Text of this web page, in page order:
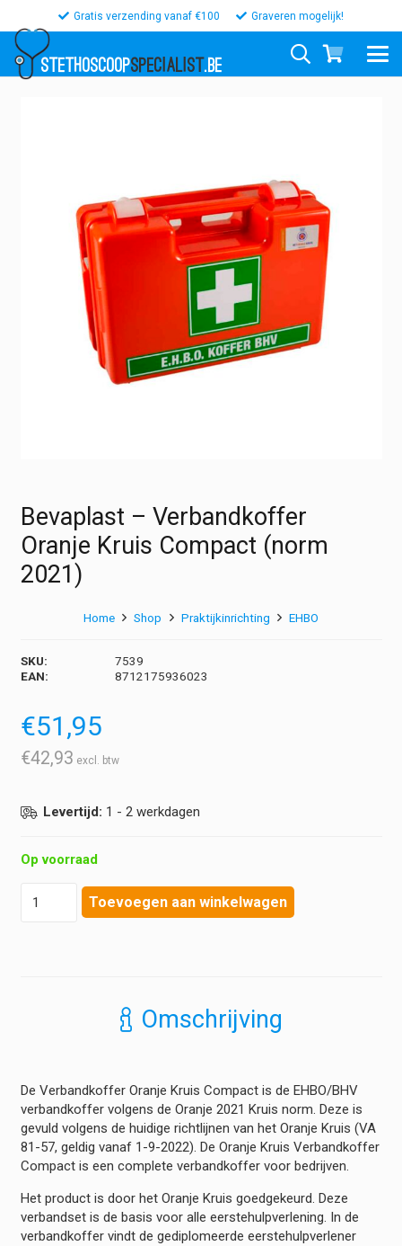
Gratis verzending vanaf €100 Graveren mogelijk!
STETHOSCOOPSPECIALIST.BE
Bevaplast – Verbandkoffer
Oranje Kruis Compact (norm
2021)
Home Shop Praktijkinrichting EHBO
SKU:
7539
EAN:
8712175936023
€51,95
€42,93
Levertijd: 1 - 2 werkdagen
Op voorraad
Toevoegen aan winkelwagen
Omschrijving
De Verbandkoffer Oranje Kruis Compact is de EHBO/BHV
verbandkoffer volgens de Oranje 2021 Kruis norm. Deze is
gevuld volgens de huidige richtlijnen van het Oranje Kruis (VA
81-57, geldig vanaf 1-9-2022). De Oranje Kruis Verbandkoffer
Compact is een complete verbandkoffer voor bedrijven.
Het product is door het Oranje Kruis goedgekeurd. Deze
verbandset is de basis voor alle eerstehulpverlening. In de
verbandkoffer vindt de gediplomeerde eerstehulpverlener